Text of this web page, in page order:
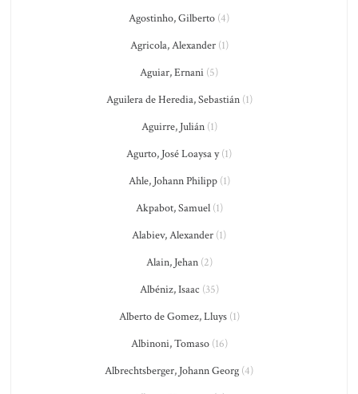
Agostinho, Gilberto (4)
Agricola, Alexander(1)
Aguiar, Ernani (5)
Aguilera de Heredia, Sebastián(1)
Aguirre, Julián(1)
Agurto, José Loaysa y(1)
Ahle, Johann Philipp(1)
Akpabot, Samuel(1)
Alabiev, Alexander (1)
Alain, Jehan(2)
Albéniz, Isaac (35)
Alberto de Gomez, Lluys(1)
Albinoni, Tomaso(16)
Albrechtsberger, Johann Georg (4)